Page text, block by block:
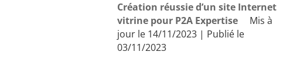
Création réussie d’un site Internet
vitrine pour P2A Expertise
Mis à
jour le 14/11/2023 | Publié le
03/11/2023